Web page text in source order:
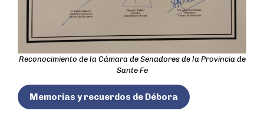
Reconocimiento de la Cámara de Senadores de la Provincia de
Sante Fe
Memorias y recuerdos de Débora